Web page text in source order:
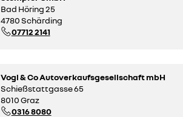
Bad Höring 25
4780 Schärding
07712 2141
Vogl & Co Autoverkaufsgesellschaft mbH
Schießstattgasse 65
8010 Graz
0316 8080